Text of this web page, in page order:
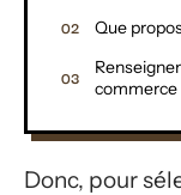
Que
commerce
Donc, pour